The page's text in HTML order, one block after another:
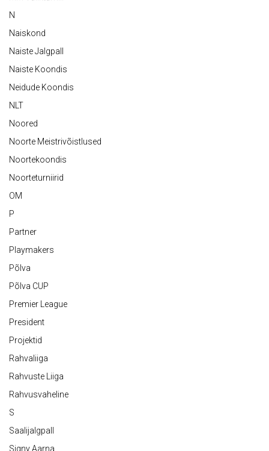
N
Naiskond
Naiste Jalgpall
Naiste Koondis
Neidude Koondis
NLT
Noored
Noorte Meistrivõistlused
Noortekoondis
Noorteturniirid
OM
P
Partner
Playmakers
Põlva
Põlva CUP
Premier League
President
Projektid
Rahvaliiga
Rahvuste Liiga
Rahvusvaheline
S
Saalijalgpall
Signy Aarna